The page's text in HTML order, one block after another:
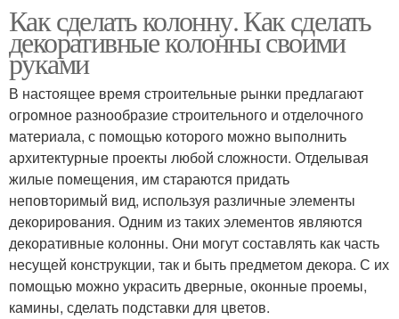
Как сделать колонну. Как сделать
декоративные колонны своими
руками
В настоящее время строительные рынки предлагают
огромное разнообразие строительного и отделочного
материала, с помощью которого можно выполнить
архитектурные проекты любой сложности. Отделывая
жилые помещения, им стараются придать
неповторимый вид, используя различные элементы
декорирования. Одним из таких элементов являются
декоративные колонны. Они могут составлять как часть
несущей конструкции, так и быть предметом декора. С их
помощью можно украсить дверные, оконные проемы,
камины, сделать подставки для цветов.